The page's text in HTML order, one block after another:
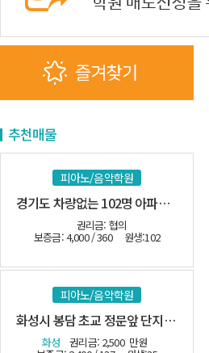
추천매물
피아노/음악학원
경기도 차량없는 102명 아파트 밀집지역
권리금: 협의
보증금: 4,000 / 360 원생:102
피아노/음악학원
화성시 봉담 초교 정문앞 단지내 관인음악
화성 권리금: 2,500 만원